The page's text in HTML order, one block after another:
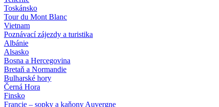
Toskánsko
Tour du Mont Blanc
Vietnam
Poznávací zájezdy a turistika
Albánie
Alsasko
Bosna a Hercegovina
Bretaň a Normandie
Bulharské hory
Černá Hora
Finsko
Francie – sopky a kaňony Auvergne